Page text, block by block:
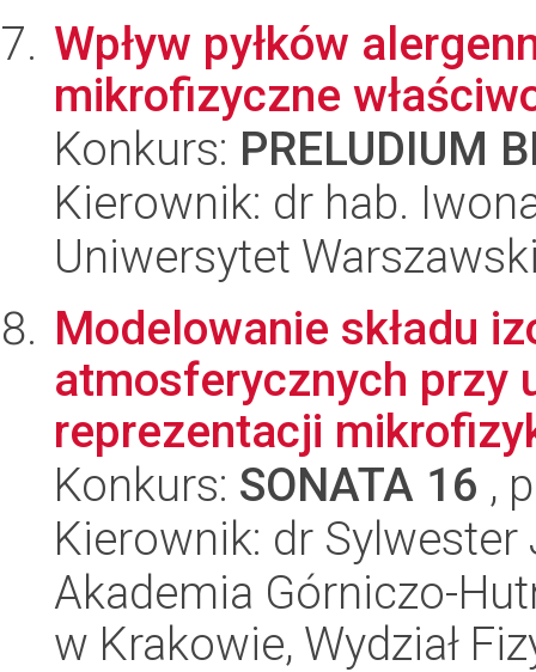
Wpływ pyłków
mikrofizyczne
Konkurs: PRELUDIUM
Kierownik: dr hab.
Uniwersytet
Modelowanie składu
atmosferycznych przy
reprezentacji
Konkurs: SONATA 16 ,
Kierownik: dr Sylwester
Akademia Górniczo-
w Krakowie, Wydział